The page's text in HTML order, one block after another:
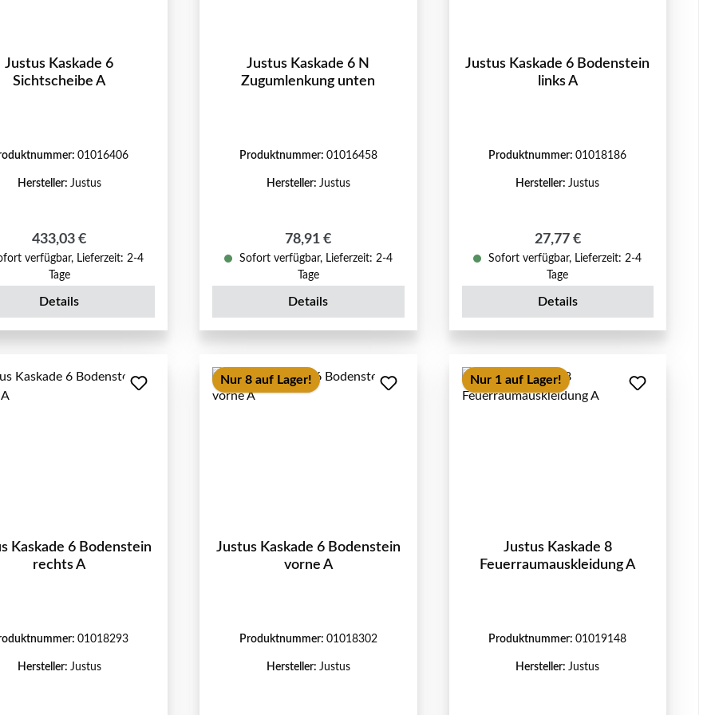
Justus Kaskade 6
Sichtscheibe A
01016406
Hersteller: Justus
Regulärer Preis:
433,03 €
verfügbar, Lieferzeit: 2-4
Tage
Details
Justus Kaskade 6 N
Zugumlenkung unten
Produktnummer: 01016458
Hersteller: Justus
Regulärer Preis:
78,91 €
Sofort verfügbar, Lieferzeit: 2-4
Tage
Details
Justus Kaskade 6 Bodenstein
links A
Produktnummer:01018186
Hersteller:Justus
Regulärer Preis:
27,77 €
Sofort verfügbar, Lieferzeit: 2-4
Tage
Details
Kaskade 6 Bodenstein
rechts A
01018293
Hersteller: Justus
Nur 8 auf Lager!
Justus Kaskade 6 Bodenstein
vorne A
Produktnummer: 01018302
Hersteller: Justus
Nur 1 auf Lager!
Justus Kaskade 8
Feuerraumauskleidung A
Produktnummer:01019148
Hersteller:Justus